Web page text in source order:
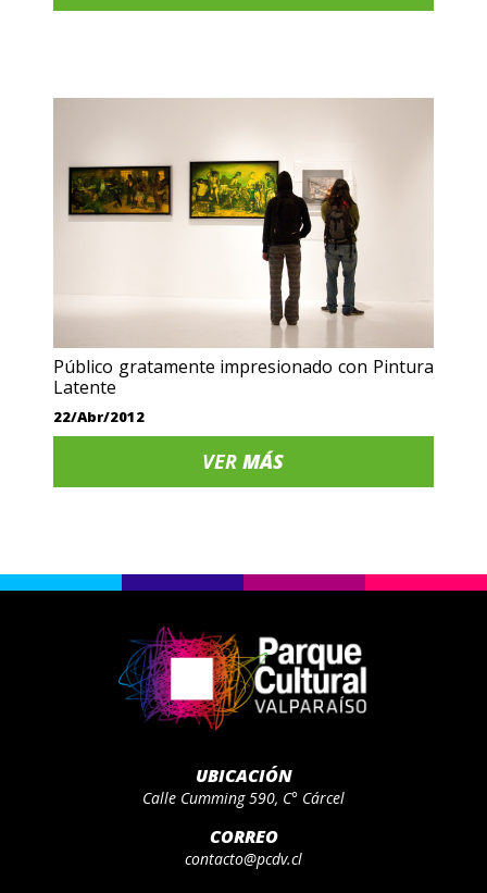
Público gratamente impresionado con Pintura
Latente
22/Abr/2012
VERMÁS
UBICACIÓN
Calle Cumming 590, C° Cárcel
CORREO
contacto@pcdv.cl